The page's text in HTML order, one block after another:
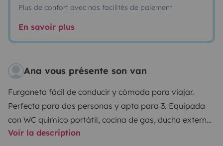
Plus de confort avec nos facilités de paiement
En savoir plus
Ana vous présente son van
Furgoneta fácil de conducir y cómoda para viajar.
Perfecta para dos personas y apta para 3. Equipada
con WC químico portátil, cocina de gas, ducha externa,
lavabo, varios cajones de almacenaje y cama abatible
Voir la description